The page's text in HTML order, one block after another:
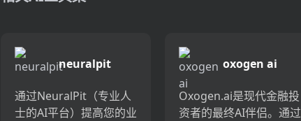
neuralpit
通过NeuralPit（专业人
士的AI平台）提高您的业
oxogen ai
Oxogen.ai是现代金融投
资者的最终AI伴侣。通过